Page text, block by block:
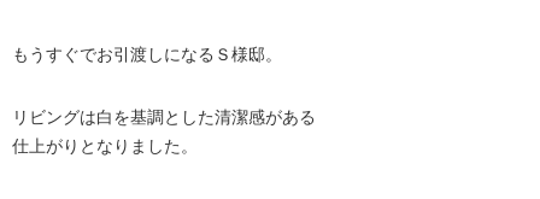
もうすぐでお引渡しになるＳ様邸。
リビングは白を基調とした清潔感がある
仕上がりとなりました。